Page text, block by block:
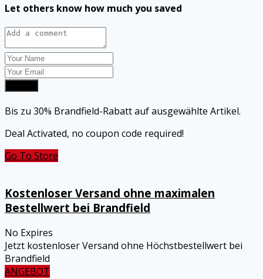
Let others know how much you saved
Bis zu 30% Brandfield-Rabatt auf ausgewählte Artikel.
Deal Activated, no coupon code required!
Go To Store
Kostenloser Versand ohne maximalen
Bestellwert bei Brandfield
No Expires
Jetzt kostenloser Versand ohne Höchstbestellwert bei
Brandfield
ANGEBOT